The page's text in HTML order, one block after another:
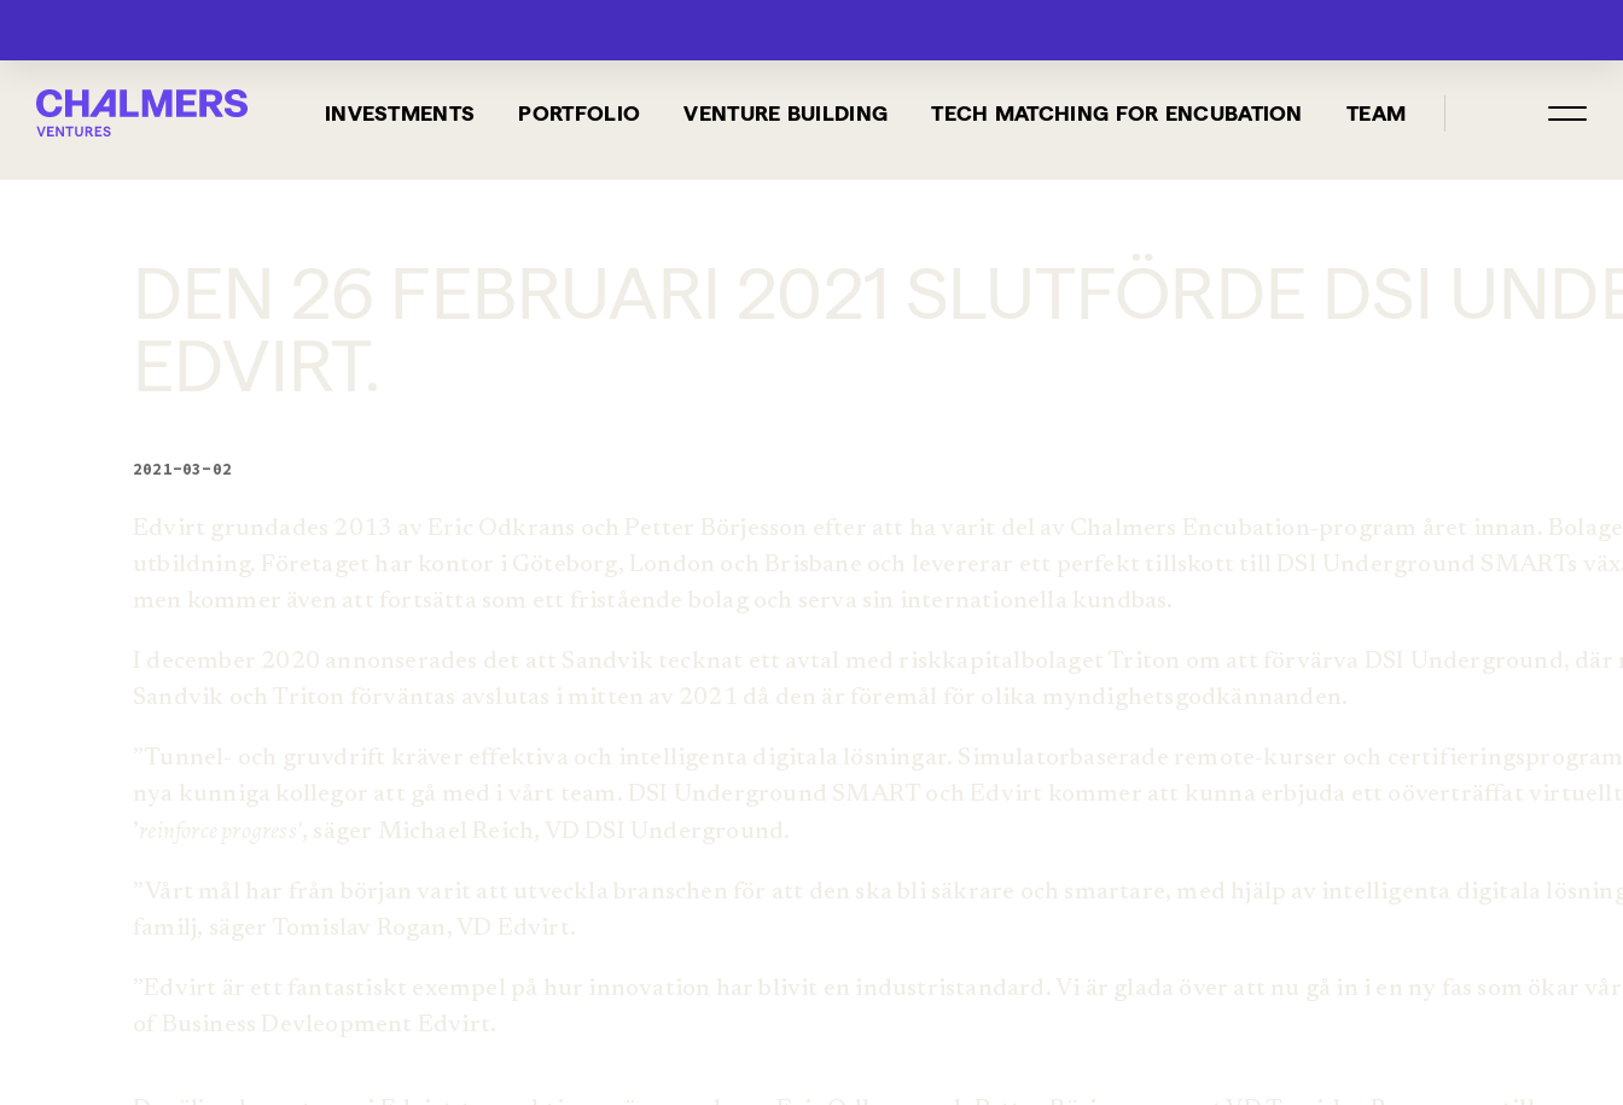
INVESTMENTS PORTFOLIO VENTURE BUILDING TECH MATCHING FOR ENCUBATION TEAM
DEN 26 FEBRUARI 2021 SLUTFÖRDE DSI
EDVIRT.
2021-03-02
Edvirt grundades 2013 av Eric Odkrans och Petter Börjesson efter att ha varit del av Chalmers Encubation-program året innan.
utbildning. Företaget har kontor i Göteborg, London och Brisbane och levererar ett perfekt tillskott till DSI Underground SMARTs
men kommer även att fortsätta som ett fristående bolag och serva sin internationella kundbas.
I december 2020 annonserades det att Sandvik tecknat ett avtal med riskkapitalbolaget Triton om att förvärva DSI Underground,
Sandvik och Triton förväntas avslutas i mitten av 2021 då den är föremål för olika myndighetsgodkännanden.
”Tunnel- och gruvdrift kräver effektiva och intelligenta digitala lösningar. Simulatorbaserade remote-kurser och
nya kunniga kollegor att gå med i vårt team. DSI Underground SMART och Edvirt kommer att kunna erbjuda ett oöverträffat
reinforce progress’ , säger Michael Reich, VD DSI Underground.
”Vårt mål har från början varit att utveckla branschen för att den ska bli säkrare och smartare, med hjälp av intelligenta digitala
familj, säger Tomislav Rogan, VD Edvirt.
”Edvirt är ett fantastiskt exempel på hur innovation har blivit en industristandard. Vi är glada över att nu gå in i en ny fas som
of Business Devleopment Edvirt.